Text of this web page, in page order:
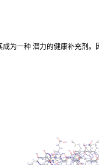
为一种 潜力的健康补充剂。